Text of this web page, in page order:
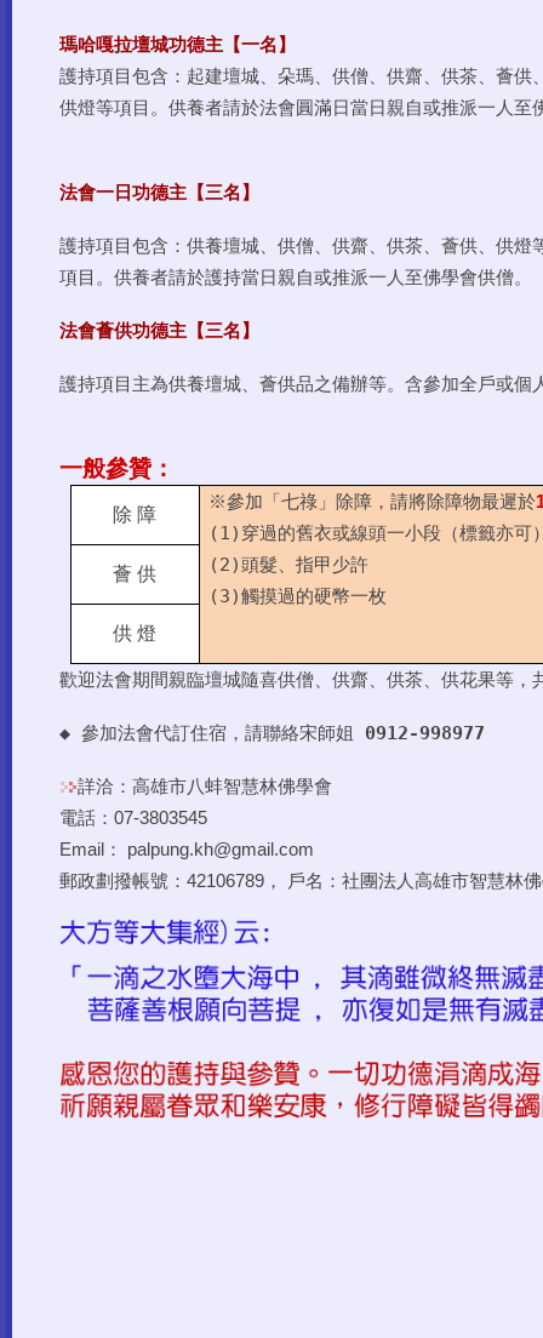
瑪哈嘎拉壇城功德主【一名】
護持項目包含：起建壇城、朵瑪、供僧、供齋、供茶、薈供
供燈等項目。供養者請於法會圓滿日當日親自或推派一人至
法會一日功德主【三名】
護持項目包含：供養壇城、供僧、供齋、供茶、薈供、供燈
項目。供養者請於護持當日親自或推派一人至佛學會供僧。
法會薈供功德主【三名】
護持項目主為供養壇城、薈供品之備辦等。含參加全戶或個
一般參贊：
除 障
※參加「七祿」除障，請將除障物最遲於
(1) 穿過的舊衣或線頭一小段（標籤亦可
(2)頭髮、指甲少許
(3)觸摸過的硬幣一枚
薈 供
供 燈
歡迎法會期間親臨壇城隨喜供僧、供齋、供茶、供花果等，
◆ 參加法會代訂住宿，請聯絡宋師姐 0912-998977
詳洽：高雄市八蚌智慧林佛學會
電話：07-3803545
Email： palpung.kh@gmail.com
郵政劃撥帳號：42106789， 戶名：社團法人高雄市智慧林